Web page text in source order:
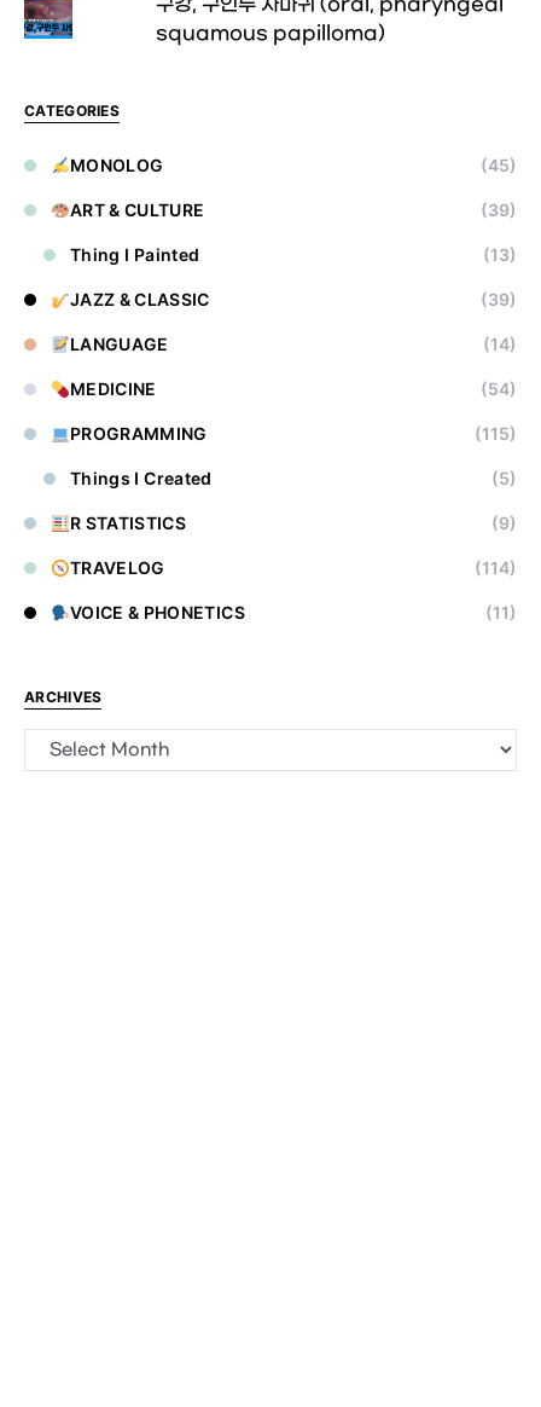
squamous papilloma)
CATEGORIES
MONOLOG (45)
ART & CULTURE (39)
Thing I Painted (13)
JAZZ & CLASSIC (39)
LANGUAGE (14)
MEDICINE (54)
PROGRAMMING (115)
Things I Created (5)
R STATISTICS (9)
TRAVELOG (114)
VOICE & PHONETICS (11)
ARCHIVES
Archives